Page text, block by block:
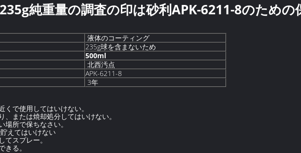
235g純重量の調査の印は砂利APK-6211-8のための
液体のコーティング
235g球を含まないため
500ml
北西汚点
APK-6211-8
3年
くで使用してはいけない。
、または焼却処分してはいけない。
場所で保ちなさい。
えてはいけない
てスプレー。
きる。